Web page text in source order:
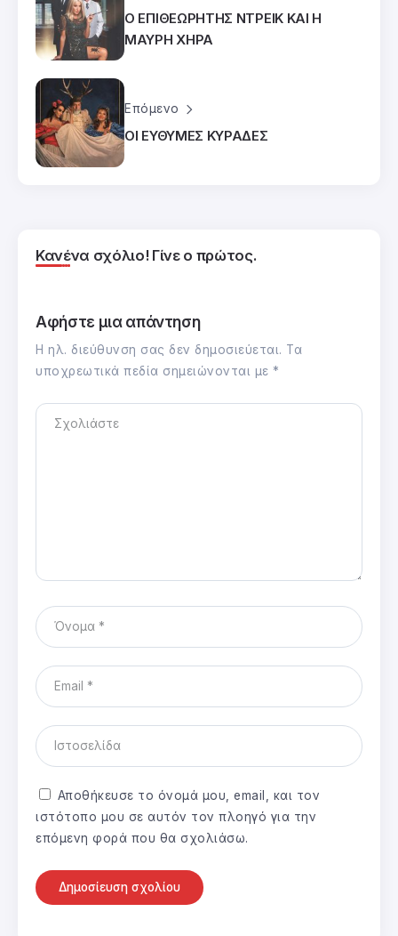
Ο ΕΠΙΘΕΩΡΗΤΗΣ ΝΤΡΕΙΚ ΚΑΙ Η
ΜΑΥΡΗ ΧΗΡΑ
Επόμενο
ΟΙ ΕΥΘΥΜΕΣ ΚΥΡΑΔΕΣ
Κανένα σχόλιο! Γίνε ο πρώτος.
Αφήστε μια απάντηση
Η ηλ. διεύθυνση σας δεν δημοσιεύεται. Τα
υποχρεωτικά πεδία σημειώνονται με *
Αποθήκευσε το όνομά μου, email, και τον
ιστότοπο μου σε αυτόν τον πλοηγό για την
επόμενη φορά που θα σχολιάσω.